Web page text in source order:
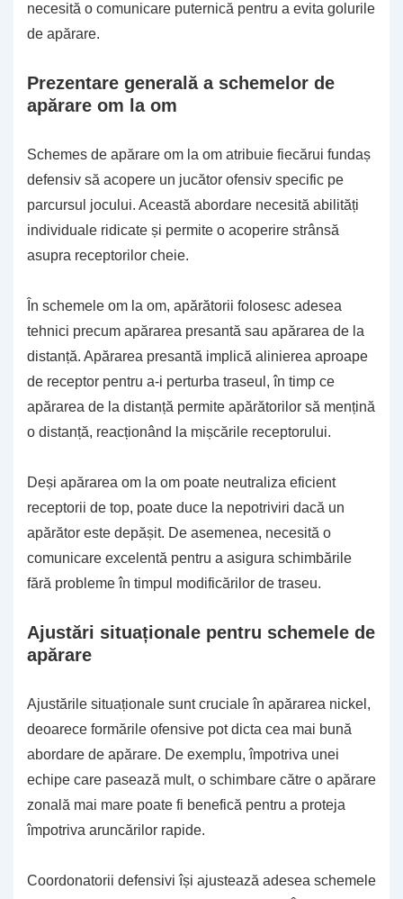
necesită o comunicare puternică pentru a evita golurile
de apărare.
Prezentare generală a schemelor de
apărare om la om
Schemes de apărare om la om atribuie fiecărui fundaș
defensiv să acopere un jucător ofensiv specific pe
parcursul jocului. Această abordare necesită abilități
individuale ridicate și permite o acoperire strânsă
asupra receptorilor cheie.
În schemele om la om, apărătorii folosesc adesea
tehnici precum apărarea presantă sau apărarea de la
distanță. Apărarea presantă implică alinierea aproape
de receptor pentru a-i perturba traseul, în timp ce
apărarea de la distanță permite apărătorilor să mențină
o distanță, reacționând la mișcările receptorului.
Deși apărarea om la om poate neutraliza eficient
receptorii de top, poate duce la nepotriviri dacă un
apărător este depășit. De asemenea, necesită o
comunicare excelentă pentru a asigura schimbările
fără probleme în timpul modificărilor de traseu.
Ajustări situaționale pentru schemele de
apărare
Ajustările situaționale sunt cruciale în apărarea nickel,
deoarece formările ofensive pot dicta cea mai bună
abordare de apărare. De exemplu, împotriva unei
echipe care pasează mult, o schimbare către o apărare
zonală mai mare poate fi benefică pentru a proteja
împotriva aruncărilor rapide.
Coordonatorii defensivi își ajustează adesea schemele